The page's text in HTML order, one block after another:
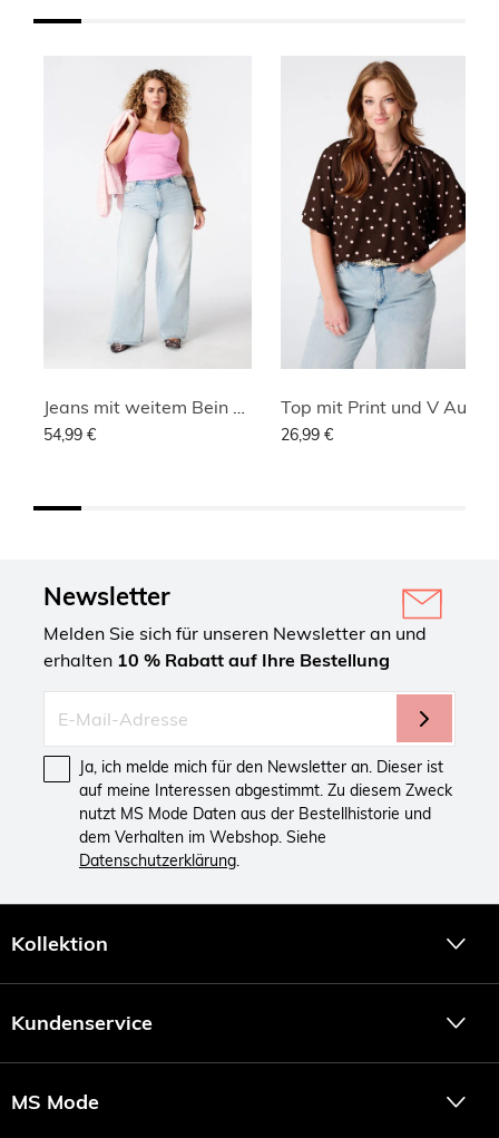
54,99 € 26,99 €
Newsletter
Melden Sie sich für unseren Newsletter an und
erhalten 10 % Rabatt auf Ihre Bestellung
Ja, ich melde mich für den Newsletter an. Dieser ist
auf meine Interessen abgestimmt. Zu diesem Zweck
nutzt MS Mode Daten aus der Bestellhistorie und
dem Verhalten im Webshop. Siehe
Datenschutzerklärung
Kollektion
Kundenservice
MS Mode